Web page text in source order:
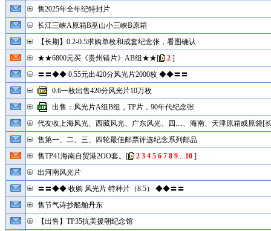
售2025年全年纪特封片
长江三峡A原箱B巫山小三峡B原箱
【长期】0.2-0.5求购单枚和成套纪念张，看图确认
★★6800元买《贵州错片》AB组★★[ 2]
〓〓◆◆ 0.55元出420分风光片2000枚 ◆◆〓〓
0.6一枚出售420分风光片10万枚
出售：风光片A组B组，TP片，90年代纪念张
代友收上海风光、西藏风光、广东风光、四....、海南、天津原箱或原袋[
售第一、二、三、四轮最佳邮票评选纪念系列邮品
售TP41海南自贸港2OO套。 [ 2 3 4 5 6 7 8 9....10]
出河南风光片
〓〓◆◆ 收购 风光片 特种片（8.5） ◆◆〓〓
售节气诗抄船舶丹东
【出售】TP35抗美援朝纪念馆